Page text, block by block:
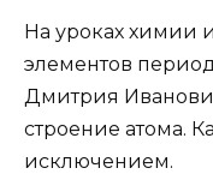
На уроках химии
элементов
Дмитрия
строение атома.
исключением.